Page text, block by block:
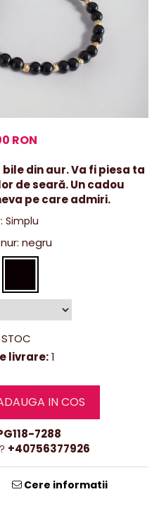
RON
din aur. Va fi piesa ta
de seară. Un cadou
pe care admiri.
: Simplu
: negru
livrare:1
IN COS
7288
+40756377926
Cere informatii